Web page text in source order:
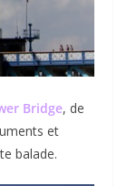
Bridge, de
et
balade.